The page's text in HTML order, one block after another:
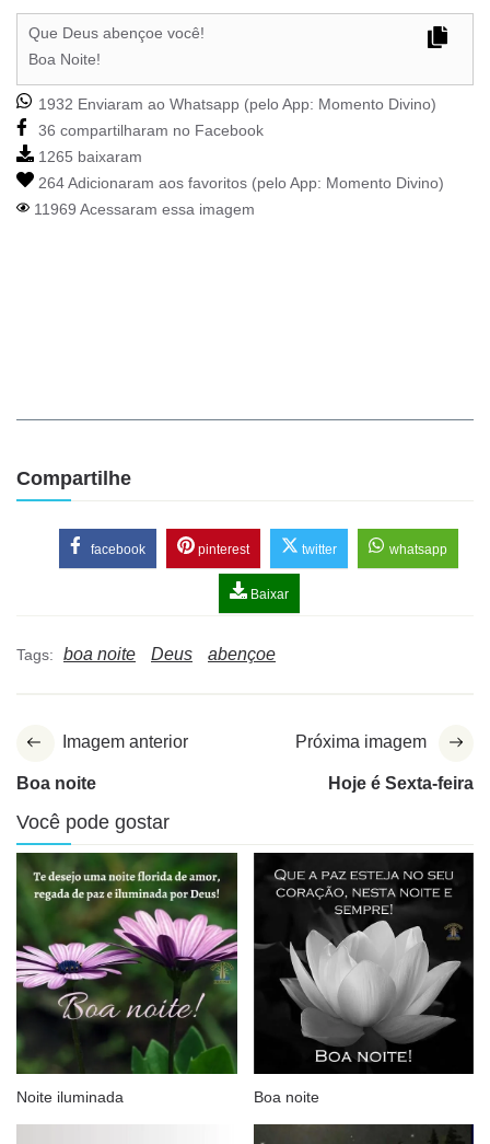
Que Deus abençoe você!
Boa Noite!
1932 Enviaram ao Whatsapp (pelo App: Momento Divino)
36 compartilharam no Facebook
1265 baixaram
264 Adicionaram aos favoritos (pelo App: Momento Divino)
11969 Acessaram essa imagem
Compartilhe
facebook pinterest twitter whatsapp
Baixar
Tags: boa noite Deus abençoe
Imagem anterior
Boa noite
Próxima imagem
Hoje é Sexta-feira
Você pode gostar
Noite iluminada Boa noite